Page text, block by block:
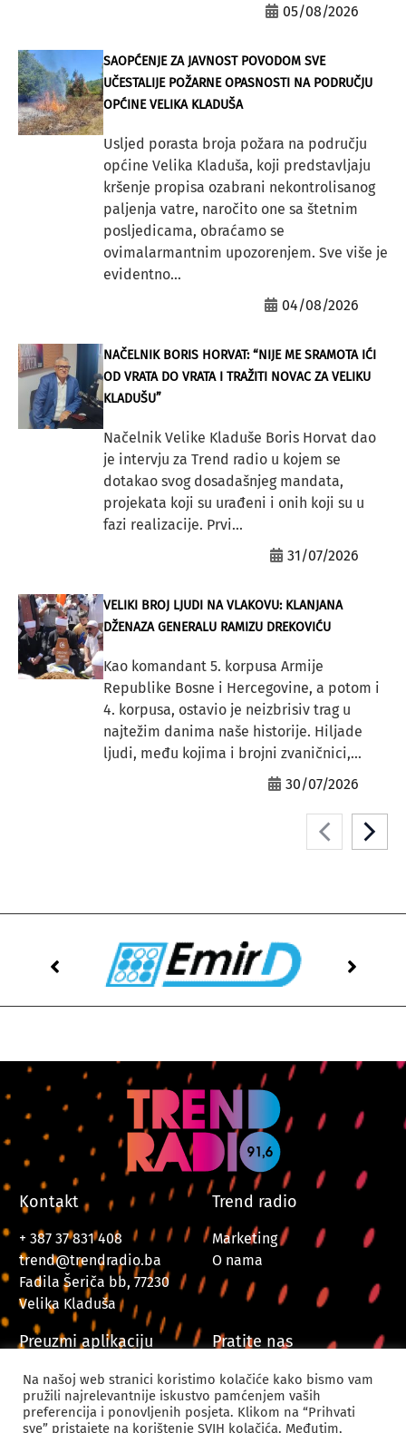
05/08/2026
SAOPĆENJE ZA JAVNOST POVODOM SVE
UČESTALIJE POŽARNE OPASNOSTI NA PODRUČJU
OPĆINE VELIKA KLADUŠA
Usljed porasta broja požara na području
općine Velika Kladuša, koji predstavljaju
kršenje propisa ozabrani nekontrolisanog
paljenja vatre, naročito one sa štetnim
posljedicama, obraćamo se
ovimalarmantnim upozorenjem. Sve više je
evidentno...
04/08/2026
NAČELNIK BORIS HORVAT: “NIJE ME SRAMOTA IĆI
OD VRATA DO VRATA I TRAŽITI NOVAC ZA VELIKU
KLADUŠU”
Načelnik Velike Kladuše Boris Horvat dao
je intervju za Trend radio u kojem se
dotakao svog dosadašnjeg mandata,
projekata koji su urađeni i onih koji su u
fazi realizacije. Prvi...
31/07/2026
VELIKI BROJ LJUDI NA VLAKOVU: KLANJANA
DŽENAZA GENERALU RAMIZU DREKOVIĆU
Kao komandant 5. korpusa Armije
Republike Bosne i Hercegovine, a potom i
4. korpusa, ostavio je neizbrisiv trag u
najtežim danima naše historije. Hiljade
ljudi, među kojima i brojni zvaničnici,...
30/07/2026
Kontakt
+ 387 37 831 408
trend@trendradio.ba
Fadila Šeriča bb, 77230
Velika Kladuša
Trend radio
Marketing
O nama
Preuzmi aplikaciju Pratite nas
Na našoj web stranici koristimo kolačiće kako bismo vam
pružili najrelevantnije iskustvo pamćenjem vaših
preferencija i ponovljenih posjeta. Klikom na “Prihvati
sve” pristajete na korištenje SVIH kolačića. Međutim,